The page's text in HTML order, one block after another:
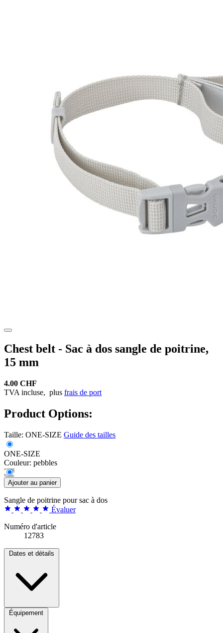
Chest belt - Sac à dos sangle de poitrine,
15 mm
4.00 CHF
TVA incluse, plus frais de port
Product Options:
Taille: ONE-SIZE Guide des tailles
ONE-SIZE
Couleur: pebbles
Ajouter au panier
Sangle de poitrine pour sac à dos
Évaluer
Numéro d'article
12783
Dates et détails
Équipement